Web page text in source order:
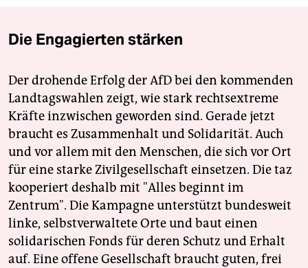
Die Engagierten stärken
Der drohende Erfolg der AfD bei den kommenden
Landtagswahlen zeigt, wie stark rechtsextreme
Kräfte inzwischen geworden sind. Gerade jetzt
braucht es Zusammenhalt und Solidarität. Auch
und vor allem mit den Menschen, die sich vor Ort
für eine starke Zivilgesellschaft einsetzen. Die taz
kooperiert deshalb mit "Alles beginnt im
Zentrum". Die Kampagne unterstützt bundesweit
linke, selbstverwaltete Orte und baut einen
solidarischen Fonds für deren Schutz und Erhalt
auf. Eine offene Gesellschaft braucht guten, frei